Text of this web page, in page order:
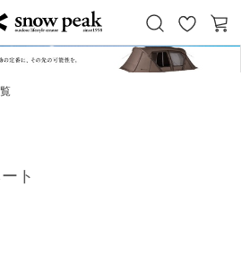
Snow Peak
お
気
カ
ト